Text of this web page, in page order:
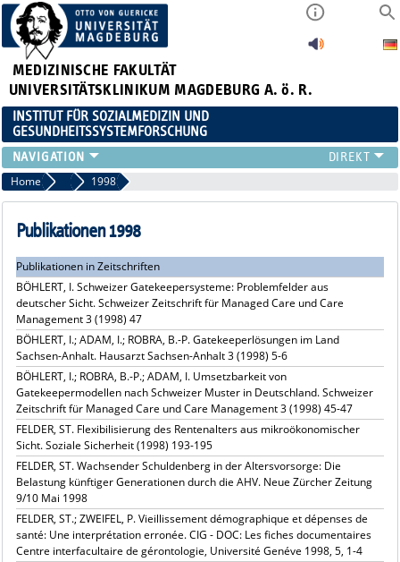
MEDIZINISCHE FAKULTÄT
UNIVERSITÄTSKLINIKUM MAGDEBURG A. ö. R.
INSTITUT FÜR SOZIALMEDIZIN UND
GESUNDHEITSSYSTEMFORSCHUNG
LEHRE
UNSER INSTITUT
TEAM
PUBLIKATIONEN
STELLENANGEBOTE
QUALIFIKATIONSARBEITEN
Home Publikationsarchiv
1998
Publikationen 1998
Publikationen in Zeitschriften
BÖHLERT, I. Schweizer Gatekeepersysteme: Problemfelder aus
deutscher Sicht. Schweizer Zeitschrift für Managed Care und Care
Management 3 (1998) 47
BÖHLERT, I.; ADAM, I.; ROBRA, B.-P. Gatekeeperlösungen im Land
Sachsen-Anhalt. Hausarzt Sachsen-Anhalt 3 (1998) 5-6
BÖHLERT, I.; ROBRA, B.-P.; ADAM, I. Umsetzbarkeit von
Gatekeepermodellen nach Schweizer Muster in Deutschland. Schweizer
Zeitschrift für Managed Care und Care Management 3 (1998) 45-47
FELDER, ST. Flexibilisierung des Rentenalters aus mikroökonomischer
Sicht. Soziale Sicherheit (1998) 193-195
FELDER, ST. Wachsender Schuldenberg in der Altersvorsorge: Die
Belastung künftiger Generationen durch die AHV. Neue Zürcher Zeitung
9/10 Mai 1998
FELDER, ST.; ZWEIFEL, P. Vieillissement démographique et dépenses de
santé: Une interprétation erronée. CIG - DOC: Les fiches documentaires
Centre interfacultaire de gérontologie, Université Genéve 1998, 5, 1-4